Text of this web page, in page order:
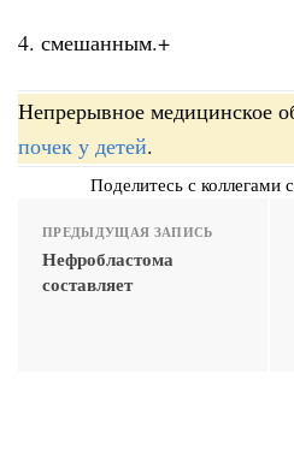
4. смешанным.+
Непрерывное медицинское
почек у детей.
Поделитесь с коллегами
ПРЕДЫДУЩАЯ ЗАПИСЬ
Нефробластома
составляет